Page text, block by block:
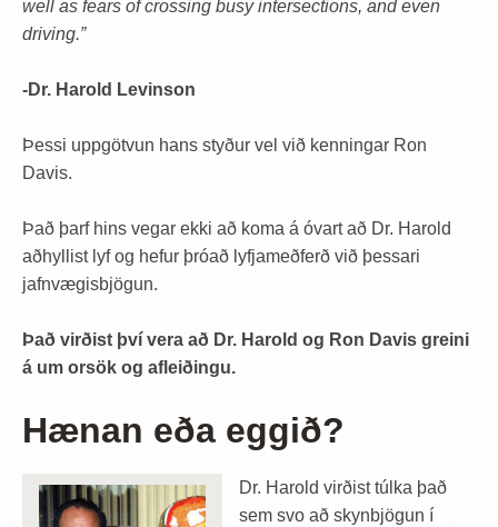
well as fears of crossing busy intersections, and even
driving.”
-Dr. Harold Levinson
Þessi uppgötvun hans styður vel við kenningar Ron
Davis.
Það þarf hins vegar ekki að koma á óvart að Dr. Harold
aðhyllist lyf og hefur þróað lyfjameðferð við þessari
jafnvægisbjögun.
Það virðist því vera að Dr. Harold og Ron Davis greini
á um orsök og afleiðingu.
Hænan eða eggið?
Dr. Harold virðist túlka það
sem svo að skynbjögun í